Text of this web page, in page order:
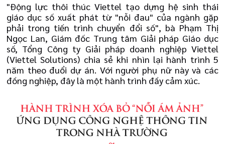
"Động lực thôi thúc Viettel tạo dựng hệ sinh thái
giáo dục số xuất phát từ "nỗi đau" của ngành gặp
phải trong tiến trình chuyển đổi số", bà Phạm Thị
Ngọc Lan, Giám đốc Trung tâm Giải pháp Giáo dục
số, Tổng Công ty Giải pháp doanh nghiệp Viettel
(Viettel Solutions) chia sẻ khi nhìn lại hành trình 5
năm theo đuổi dự án. Với người phụ nữ này và các
đồng nghiệp, đây là một hành trình đầy cảm xúc.